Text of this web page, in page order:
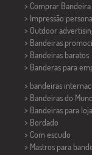
> Comprar Bandeira
> Impressão
> Outdoor
> Bandeiras
> Bandeiras baratos
> Banderas para
> bandeiras
> Bandeiras do
> Bandeiras para
> Bordado
> Com escudo
> Mastros para